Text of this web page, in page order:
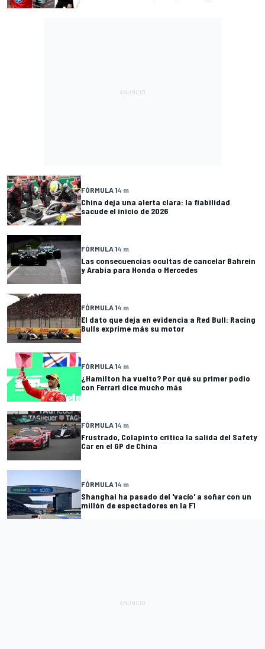
FÓRMULA 14 m
China deja una alerta clara: la fiabilidad
sacude el inicio de 2026
FÓRMULA 14 m
Las consecuencias ocultas de cancelar Bahrein
y Arabia para Honda o Mercedes
FÓRMULA 14 m
El dato que deja en evidencia a Red Bull: Racing
Bulls exprime más su motor
FÓRMULA 14 m
¿Hamilton ha vuelto? Por qué su primer podio
con Ferrari dice mucho más
FÓRMULA 14 m
Frustrado, Colapinto critica la salida del Safety
Car en el GP de China
FÓRMULA 14 m
Shanghai ha pasado del 'vacío' a soñar con un
millón de espectadores en la F1